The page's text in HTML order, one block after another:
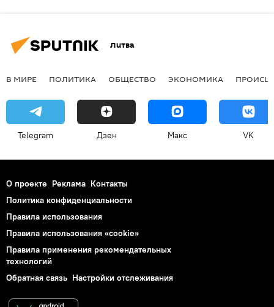
Литва
В МИРЕ ПОЛИТИКА ОБЩЕСТВО ЭКОНОМИКА
Telegram Дзен Макс VK
О проекте Реклама Контакты
Политика конфиденциальности
Правила использования
Правила использования «cookie»
Правила применения рекомендательных
технологий
Обратная связь Настройки отслеживания